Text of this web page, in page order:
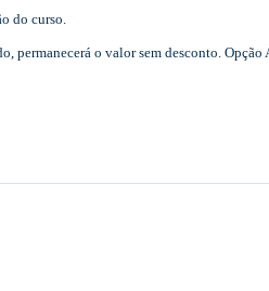
do curso.
permanecerá o valor sem desconto. Opção